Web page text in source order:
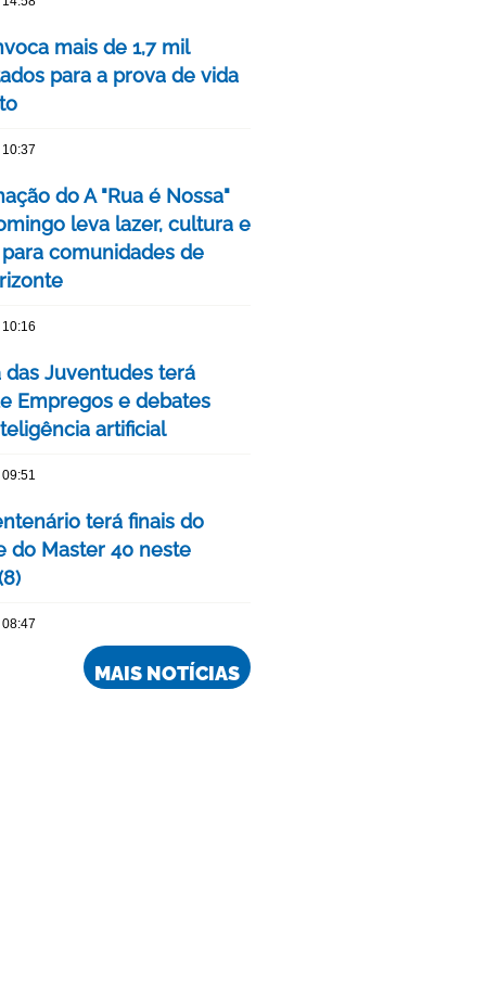
mais de 1,7 mil
para a prova de vida
do A "Rua é Nossa"
leva lazer, cultura e
comunidades de
das Juventudes terá
Empregos e debates
artificial
terá finais do
do Master 40 neste
MAIS NOTÍCIAS